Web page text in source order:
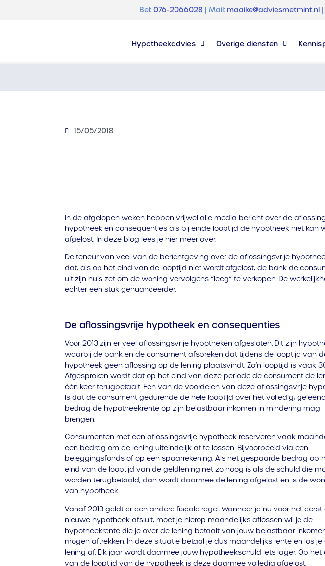
Bel:076-2066028 | Mail: maaike@adviesmetmint.nl
Hypotheekadvies Overige diensten
15/05/2018
In de afgelopen weken hebben vrijwel alle media bericht over de
hypotheek en consequenties als bij einde looptijd de hypotheek niet kan
afgelost. In deze blog lees je hier meer over.
De teneur van veel van de berichtgeving over de aflossingsvrije
dat, als op het eind van de looptijd niet wordt afgelost, de bank de
uit zijn huis zet om de woning vervolgens “leeg” te verkopen. De
echter een stuk genuanceerder.
De aflossingsvrije hypotheek en consequenties
Voor 2013 zijn er veel aflossingsvrije hypotheken afgesloten. Dit zijn
waarbij de bank en de consument afspreken dat tijdens de looptijd van
hypotheek geen aflossing op de lening plaatsvindt. Zo’n looptijd is vaak
Afgesproken wordt dat op het eind van deze periode de consument de
één keer terugbetaalt. Een van de voordelen van deze aflossingsvrije
is dat de consument gedurende de hele looptijd over het volledig,
bedrag de hypotheekrente op zijn belastbaar inkomen in mindering mag
brengen.
Consumenten met een aflossingsvrije hypotheek reserveren vaak
een bedrag om de lening uiteindelijk af te lossen. Bijvoorbeeld via een
beleggingsfonds of op een spaarrekening. Als het gespaarde bedrag op
eind van de looptijd van de geldlening net zo hoog is als de schuld die
worden terugbetaald, dan wordt daarmee de lening afgelost en is de
van hypotheek.
Vanaf 2013 geldt er een andere fiscale regel. Wanneer je nu voor het eerst
nieuwe hypotheek afsluit, moet je hierop maandelijks aflossen wil je de
hypotheekrente die je over de lening betaalt van jouw belastbaar
mogen aftrekken. In deze situatie betaal je dus maandelijks rente en los je
lening af. Elk jaar wordt daarmee jouw hypotheekschuld iets lager. Op het
van de looptijd van de hypotheek is deze daarmee volledig afgelost.